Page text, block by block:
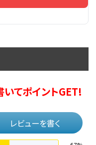
てポイントGET!
レビューを書く